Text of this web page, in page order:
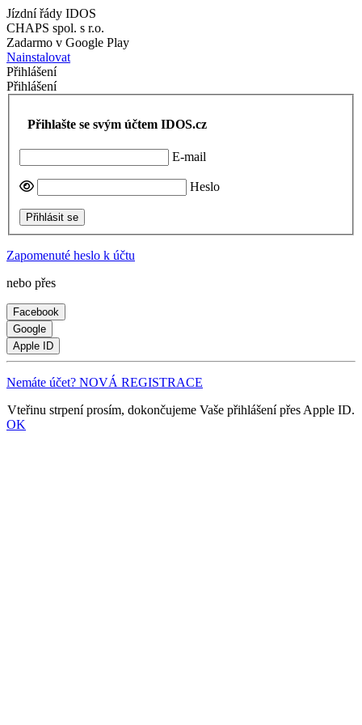
Jízdní řády IDOS
CHAPS spol. s r.o.
Zadarmo v Google Play
Nainstalovat
Přihlášení
Přihlášení
Přihlašte se svým účtem IDOS.cz
E-mail
Heslo
Přihlásit se
Zapomenuté heslo k účtu
nebo přes
Facebook
Google
Apple ID
Nemáte účet? NOVÁ REGISTRACE
Vteřinu strpení prosím, dokončujeme Vaše přihlášení přes Apple ID.
OK